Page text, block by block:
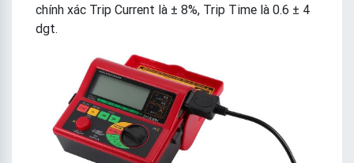
chính xác Trip Current là ± 8%, Trip Time là 0.6 ± 4
dgt.